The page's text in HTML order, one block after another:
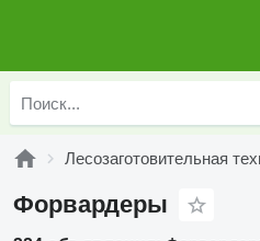
Лесозаготовительная
Форвардеры